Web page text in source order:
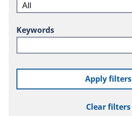
Keywords
Apply filters
Clear filters